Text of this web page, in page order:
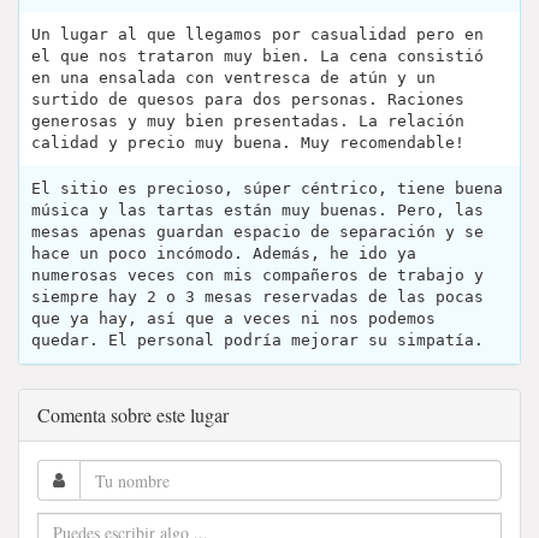
Un lugar al que llegamos por casualidad pero en
el que nos trataron muy bien. La cena consistió
en una ensalada con ventresca de atún y un
surtido de quesos para dos personas. Raciones
generosas y muy bien presentadas. La relación
calidad y precio muy buena. Muy recomendable!
El sitio es precioso, súper céntrico, tiene buena
música y las tartas están muy buenas. Pero, las
mesas apenas guardan espacio de separación y se
hace un poco incómodo. Además, he ido ya
numerosas veces con mis compañeros de trabajo y
siempre hay 2 o 3 mesas reservadas de las pocas
que ya hay, así que a veces ni nos podemos
quedar. El personal podría mejorar su simpatía.
Comenta sobre este lugar